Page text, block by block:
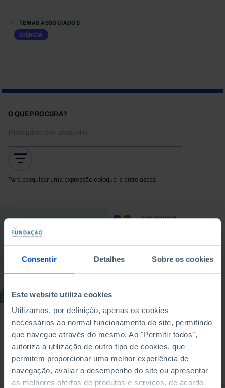
Consentir Detalhes Sobre os cookies
Este website utiliza cookies
Utilizamos, por definição, apenas os cookies
necessários ao normal funcionamento do site, permitindo
que navegue através do mesmo. Ao "Permitir todos",
autoriza a utilização de outro tipo de cookies, que
permitem proporcionar uma melhor experiência de
navegação, avaliar o desempenho do site ou apresentar
as melhores ofertas de produtos e serviços, de acordo
TEMAS ASSOCIADOS
CIÊNCIA
O QUE PROCURA?
Para pesquisar uma expressão coloque-a entre aspas
ENTREVISTA
commerce não é
assim tão simples
À venda na Livraria